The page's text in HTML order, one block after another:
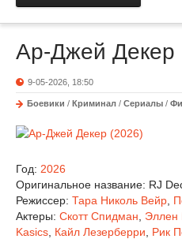
Ар-Джей Декер
9-05-2026, 18:50
Боевики / Криминал / Сериалы /
Год: 2026
Оригинальное название: RJ
Режиссер: Тара Николь Вейр
Актеры: Скотт Спидман Эллен
Kasics Кайл Лезерберри Рик